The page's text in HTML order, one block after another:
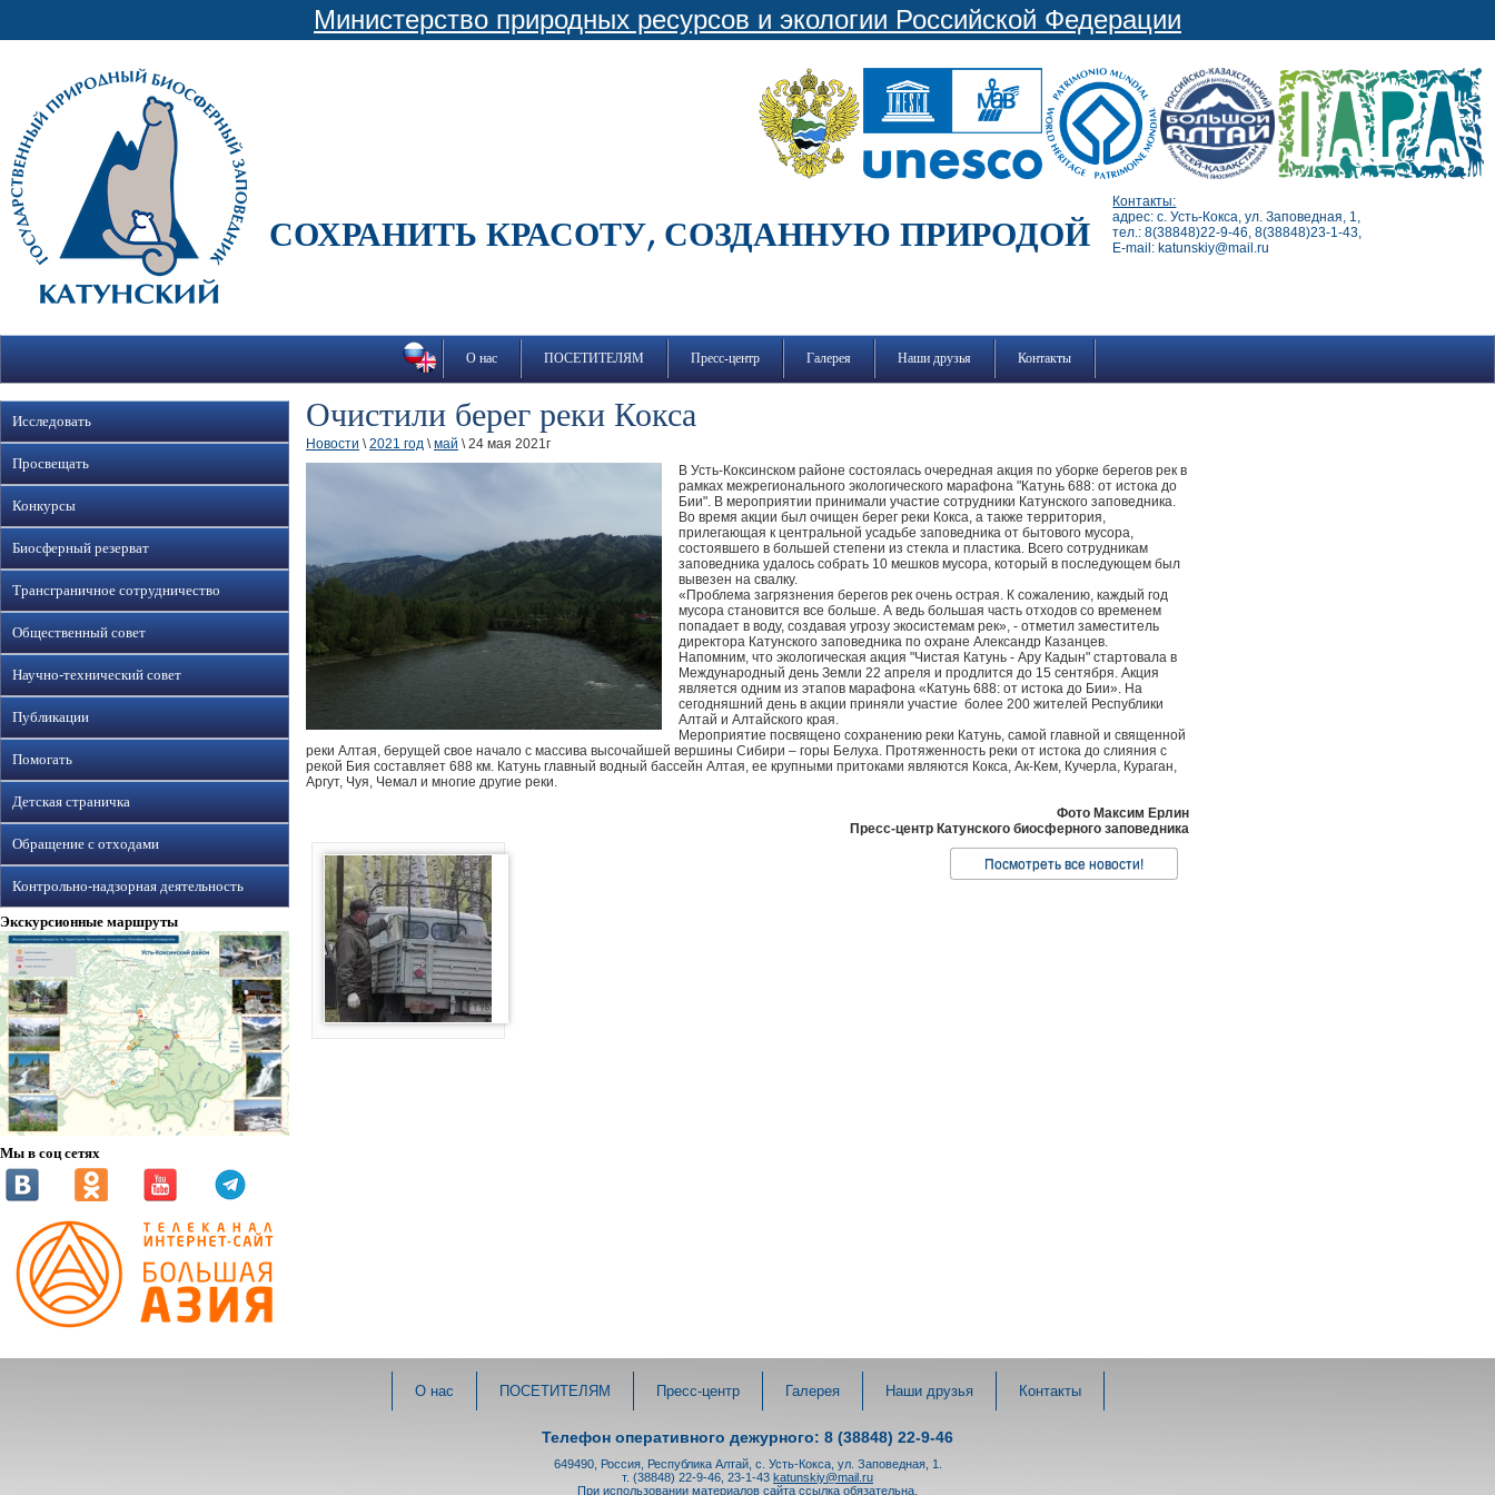
Министерство природных ресурсов и экологии Российской Федерации
СОХРАНИТЬ КРАСОТУ, СОЗДАННУЮ ПРИРОДОЙ
Контакты:
адрес: с. Усть-Кокса, ул. Заповедная, 1,
тел.: 8(38848)22-9-46, 8(38848)23-1-43,
E-mail: katunskiy@mail.ru
О нас ПОСЕТИТЕЛЯМ Пресс-центр Галерея Наши друзья Контакты
Исследовать
Просвещать
Конкурсы
Биосферный резерват
Трансграничное сотрудничество
Общественный совет
Научно-технический совет
Публикации
Помогать
Детская страничка
Обращение с отходами
Контрольно-надзорная деятельность
Экскурсионные маршруты
Мы в соц сетях
Очистили берег реки Кокса
Новости \2021 год \май \ 24 мая 2021г
В Усть-Коксинском районе состоялась очередная акция по уборке берегов рек в
рамках межрегионального экологического марафона "Катунь 688: от истока до
Бии". В мероприятии принимали участие сотрудники Катунского заповедника.
Во время акции был очищен берег реки Кокса, а также территория,
прилегающая к центральной усадьбе заповедника от бытового мусора,
состоявшего в большей степени из стекла и пластика. Всего сотрудникам
заповедника удалось собрать 10 мешков мусора, который в последующем был
вывезен на свалку.
«Проблема загрязнения берегов рек очень острая. К сожалению, каждый год
мусора становится все больше. А ведь большая часть отходов со временем
попадает в воду, создавая угрозу экосистемам рек», - отметил заместитель
директора Катунского заповедника по охране Александр Казанцев.
Напомним, что экологическая акция "Чистая Катунь - Ару Кадын" стартовала в
Международный день Земли 22 апреля и продлится до 15 сентября. Акция
является одним из этапов марафона «Катунь 688: от истока до Бии». На
сегодняшний день в акции приняли участие более 200 жителей Республики
Алтай и Алтайского края.
Мероприятие посвящено сохранению реки Катунь, самой главной и священной
реки Алтая, берущей свое начало с массива высочайшей вершины Сибири – горы Белуха. Протяженность реки от истока до слияния с
рекой Бия составляет 688 км. Катунь главный водный бассейн Алтая, ее крупными притоками являются Кокса, Ак-Кем, Кучерла, Кураган,
Аргут, Чуя, Чемал и многие другие реки.
Фото Максим Ерлин
Пресс-центр Катунского биосферного заповедника
Посмотреть все новости!
О нас ПОСЕТИТЕЛЯМ Пресс-центр Галерея Наши друзья Контакты
Телефон оперативного дежурного: 8 (38848) 22-9-46
649490, Россия, Республика Алтай, с. Усть-Кокса, ул. Заповедная, 1.
т. (38848) 22-9-46, 23-1-43 katunskiy@mail.ru
При использовании материалов сайта ссылка обязательна.